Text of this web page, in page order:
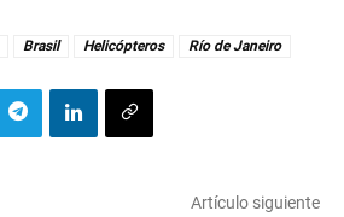
Brasil Helicópteros Río de Janeiro
Artículo siguiente